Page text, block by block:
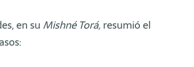
en su Mishné Torá,resumió el